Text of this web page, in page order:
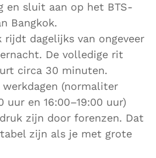
en sluit aan op het BTS-
Bangkok.
rijdt dagelijks van ongeveer
De volledige rit
circa 30 minuten.
(normaliter
uur en 16:00–19:00 uur)
zijn door forenzen. Dat
zijn als je met grote